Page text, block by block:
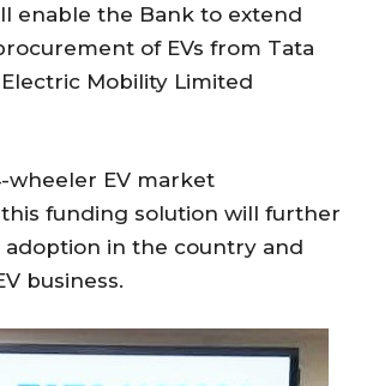
enable the Bank to extend
of EVs from Tata
Mobility Limited
wheeler EV market
funding solution will further
adoption in the country and
business.